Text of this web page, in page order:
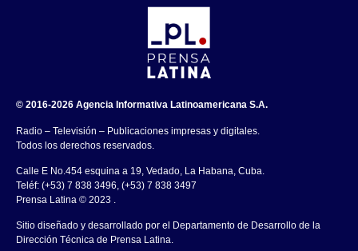
© 2016-2026 Agencia Informativa Latinoamericana S.A.
Radio – Televisión – Publicaciones impresas y digitales.
Todos los derechos reservados.
Calle E No.454 esquina a 19, Vedado, La Habana, Cuba.
Teléf: (+53) 7 838 3496, (+53) 7 838 3497
Prensa Latina © 2023 .
Sitio diseñado y desarrollado por el Departamento de Desarrollo de la
Dirección Técnica de Prensa Latina.